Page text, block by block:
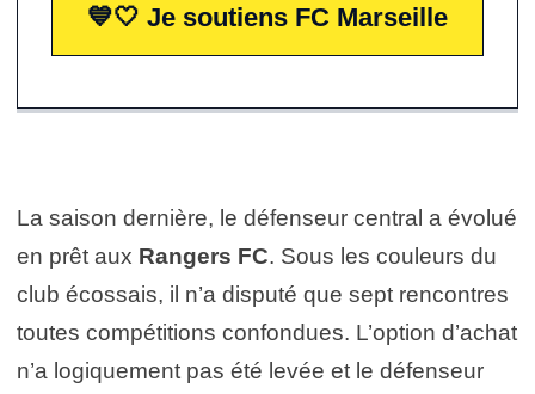
💙🤍 Je soutiens FC Marseille
La saison dernière, le défenseur central a évolué
en prêt aux Rangers FC. Sous les couleurs du
club écossais, il n’a disputé que sept rencontres
toutes compétitions confondues. L’option d’achat
n’a logiquement pas été levée et le défenseur